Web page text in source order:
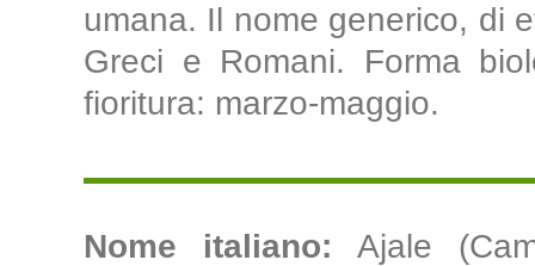
umana. Il nome generico, di
Greci e Romani. Forma
fioritura: marzo-maggio.
Nome italiano:Ajale